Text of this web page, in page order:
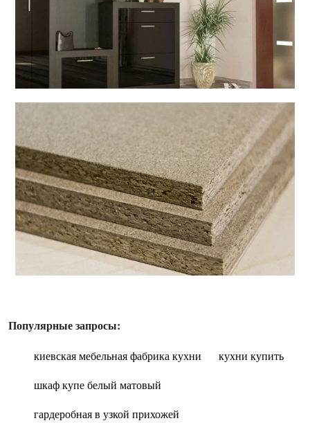
Популярные запросы:
киевская мебельная фабрика кухни
кухни купить
шкаф купе белый матовый
гардеробная в узкой прихожей